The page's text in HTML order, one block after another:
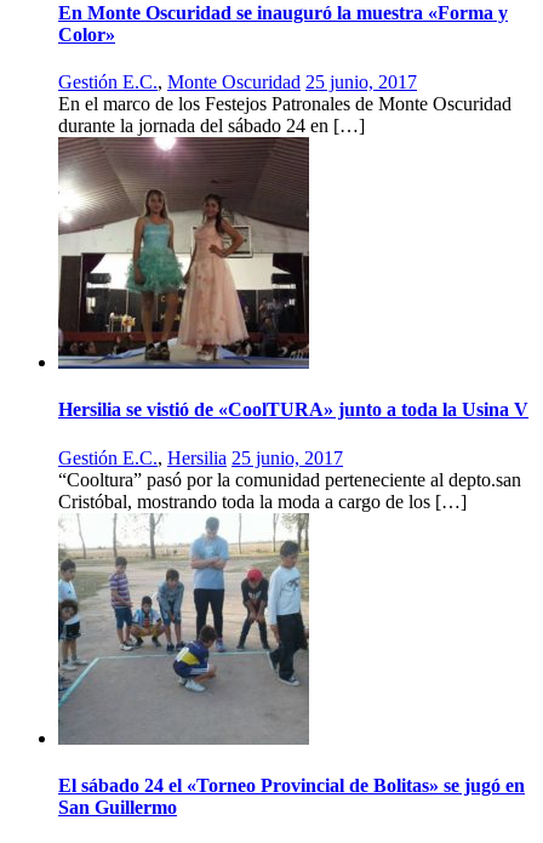
En Monte Oscuridad se inauguró la muestra «Forma y
Color»
Gestión E.C., Monte Oscuridad 25 junio, 2017
En el marco de los Festejos Patronales de Monte Oscuridad
durante la jornada del sábado 24 en […]
Hersilia se vistió de «CoolTURA» junto a toda la Usina V
Gestión E.C., Hersilia 25 junio, 2017
“Cooltura” pasó por la comunidad perteneciente al depto.san
Cristóbal, mostrando toda la moda a cargo de los […]
El sábado 24 el «Torneo Provincial de Bolitas» se jugó en
San Guillermo